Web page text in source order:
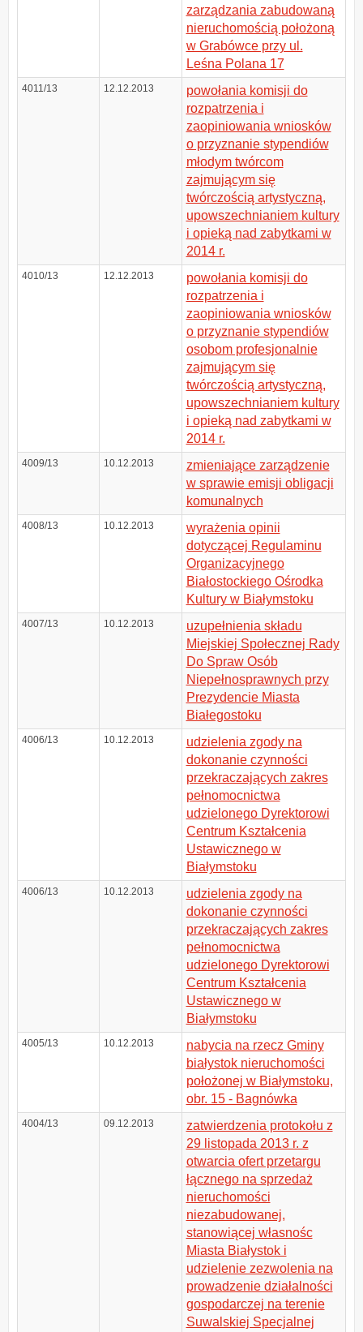
zarządzania zabudowaną
nieruchomością położoną
w Grabówce przy ul.
Leśna Polana 17
4011/13 12.12.2013
powołania komisji do
rozpatrzenia i
zaopiniowania wniosków
o przyznanie stypendiów
młodym twórcom
zajmującym się
twórczością artystyczną,
upowszechnianiem kultury
i opieką nad zabytkami w
2014 r.
4010/13 12.12.2013
powołania komisji do
rozpatrzenia i
zaopiniowania wniosków
o przyznanie stypendiów
osobom profesjonalnie
zajmującym się
twórczością artystyczną,
upowszechnianiem kultury
i opieką nad zabytkami w
2014 r.
4009/13 10.12.2013
zmieniające zarządzenie
w sprawie emisji obligacji
komunalnych
4008/13 10.12.2013
wyrażenia opinii
dotyczącej Regulaminu
Organizacyjnego
Białostockiego Ośrodka
Kultury w Białymstoku
4007/13 10.12.2013
uzupełnienia składu
Miejskiej Społecznej Rady
Do Spraw Osób
Niepełnosprawnych przy
Prezydencie Miasta
Białegostoku
4006/13 10.12.2013
udzielenia zgody na
dokonanie czynności
przekraczających zakres
pełnomocnictwa
udzielonego Dyrektorowi
Centrum Kształcenia
Ustawicznego w
Białymstoku
4006/13 10.12.2013
udzielenia zgody na
dokonanie czynności
przekraczających zakres
pełnomocnictwa
udzielonego Dyrektorowi
Centrum Kształcenia
Ustawicznego w
Białymstoku
4005/13 10.12.2013
nabycia na rzecz Gminy
białystok nieruchomości
położonej w Białymstoku,
obr. 15 - Bagnówka
4004/13 09.12.2013
zatwierdzenia protokołu z
29 listopada 2013 r. z
otwarcia ofert przetargu
łącznego na sprzedaż
nieruchomości
niezabudowanej,
stanowiącej własnośc
Miasta Białystok i
udzielenie zezwolenia na
prowadzenie działalności
gospodarczej na terenie
Suwalskiej Specjalnej